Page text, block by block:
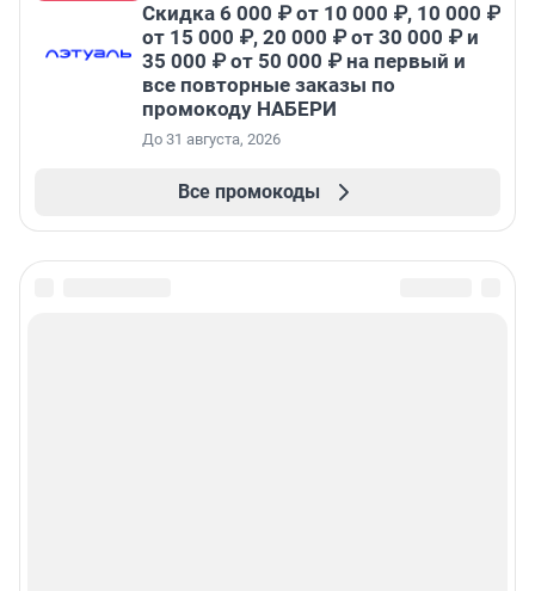
Скидка 6 000 ₽ от 10 000 ₽, 10 000 ₽
от 15 000 ₽, 20 000 ₽ от 30 000 ₽ и
35 000 ₽ от 50 000 ₽ на первый и
все повторные заказы по
промокоду НАБЕРИ
До 31 августа, 2026
Все промокоды